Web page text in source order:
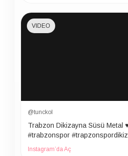
VIDEO
@tunckol
Trabzon Dikizayna Süsü Metal
#trabzonspor
Instagram’da Aç